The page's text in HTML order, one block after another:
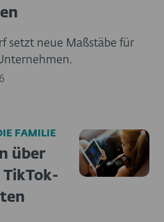
setzt neue Maßstäbe für
FAMILIE
über